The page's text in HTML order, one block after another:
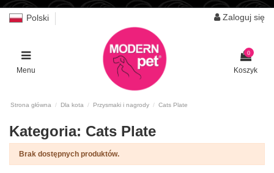
Polski Zaloguj się
Menu
0
Koszyk
Strona główna Dla kota Przysmaki i nagrody Cats Plate
Kategoria: Cats Plate
Brak dostępnych produktów.